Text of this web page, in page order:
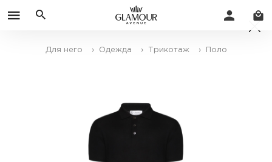
Для него › Одежда › Трикотаж › Поло